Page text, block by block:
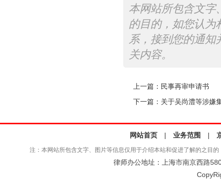
本网站所包含文字
的目的，如您认为
系，接到您的通知
关内容。
上一篇： 民事再审申请书
下一篇： 关于吴尚澧等涉嫌
网站首页 | 业务范围 |
注：本网站所包含文字、图片等信息仅用于介绍本站和促进了解的之目
律师办公地址：上海市南京西路